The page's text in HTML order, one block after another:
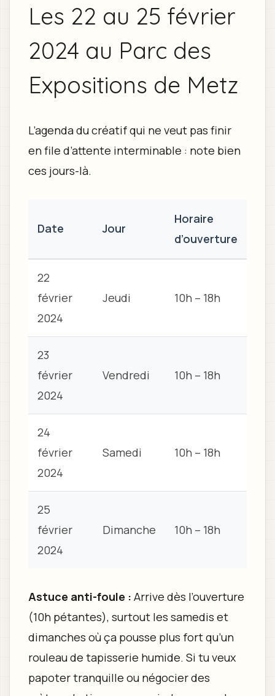
Les 22 au 25 février
2024 au Parc des
Expositions de Metz
L’agenda du créatif qui ne veut pas finir
en file d’attente interminable : note bien
ces jours-là.
Date Jour
Horaire
d’ouverture
22
février
2024
Jeudi 10h – 18h
23
février
2024
Vendredi 10h – 18h
24
février
2024
Samedi 10h – 18h
25
février
2024
Dimanche 10h – 18h
Astuce anti-foule : Arrive dès l’ouverture
(10h pétantes), surtout les samedis et
dimanches où ça pousse plus fort qu’un
rouleau de tapisserie humide. Si tu veux
papoter tranquille ou négocier des